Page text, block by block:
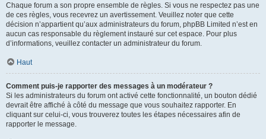
Chaque forum a son propre ensemble de règles. Si vous ne respectez pas une
de ces règles, vous recevrez un avertissement. Veuillez noter que cette
décision n’appartient qu’aux administrateurs du forum, phpBB Limited n’est en
aucun cas responsable du règlement instauré sur cet espace. Pour plus
d’informations, veuillez contacter un administrateur du forum.
Haut
Comment puis-je rapporter des messages à un modérateur ?
Si les administrateurs du forum ont activé cette fonctionnalité, un bouton dédié
devrait être affiché à côté du message que vous souhaitez rapporter. En
cliquant sur celui-ci, vous trouverez toutes les étapes nécessaires afin de
rapporter le message.